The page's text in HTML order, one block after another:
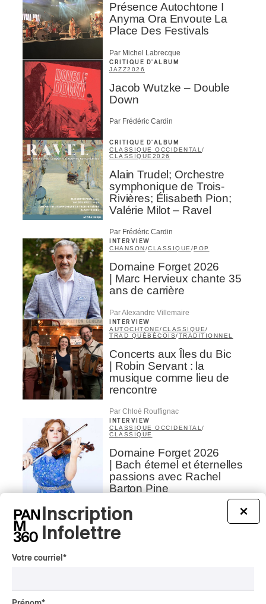
Présence Autochtone I
Anyma Ora Envoute La
Place Des Festivals
Par Michel Labrecque
CRITIQUE D'ALBUM
JAZZ2026
Jacob Wutzke – Double
Down
Par Frédéric Cardin
CRITIQUE D'ALBUM
CLASSIQUE OCCIDENTAL /
CLASSIQUE 2026
Alain Trudel; Orchestre
symphonique de Trois-
Rivières; Élisabeth Pion;
Valérie Milot – Ravel
Par Frédéric Cardin
INTERVIEW
CHANSON/CLASSIQUE /POP
Domaine Forget 2026
| Marc Hervieux chante 35
ans de carrière
Par Alexandre Villemaire
INTERVIEW
AUTOCHTONE/CLASSIQUE/
TRAD QUÉBÉCOIS/TRADITIONNEL
Concerts aux Îles du Bic
| Robin Servant : la
musique comme lieu de
rencontre
Par Chloé Rouffignac
INTERVIEW
CLASSIQUE OCCIDENTAL /
CLASSIQUE
Domaine Forget 2026
| Bach éternel et éternelles
passions avec Rachel
Barton Pine
Par Alexandre Villemaire
CRITIQUE DE CONCERT
CLASSIQUE
×
Inscription
Infolettre
Votre courriel *